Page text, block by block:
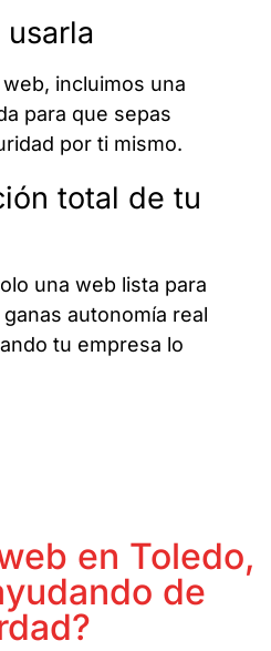
incluimos una
para que sepas
por ti mismo.
total de tu
una web lista para
autonomía real
tu empresa lo
en Toledo,
de